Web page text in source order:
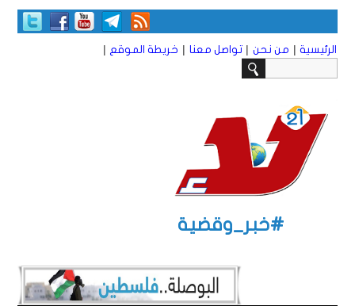
الرئيسية | من نحن | تواصل معنا | خريطة الموقع |
#خبر_وقضية